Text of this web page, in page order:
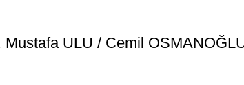
ULU / Cemil